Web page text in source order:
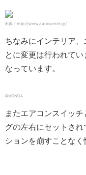
出典：http://www.autocarnet.gr/
ちなみにインテリア
とに変更は行われて
なっています。
©HONDA
またエアコンスイッ
グの左右にセットさ
ションを崩すことなく